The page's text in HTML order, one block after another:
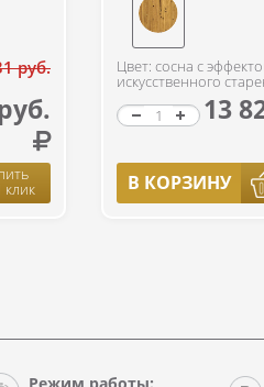
руб.
клик
Цвет: сосна с
искусственного
13
В КОРЗИНУ